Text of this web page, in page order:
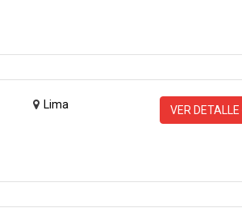
Lima VER DETALLE